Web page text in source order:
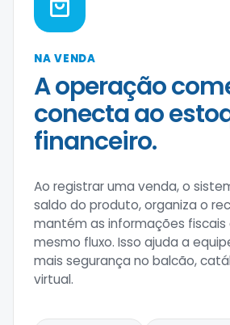
NA VENDA
A operação
conecta ao
financeiro.
Ao registrar uma venda, o
saldo do produto, organiza o
mantém as informações
mesmo fluxo. Isso ajuda a
mais segurança no balcão,
virtual.